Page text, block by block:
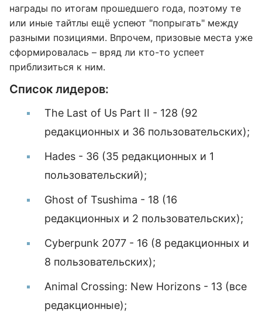
награды по итогам прошедшего года, поэтому те
или иные тайтлы ещё успеют "попрыгать" между
разными позициями. Впрочем, призовые места уже
сформировалась – вряд ли кто-то успеет
приблизиться к ним.
Список лидеров:
The Last of Us Part II - 128 (92
редакционных и 36 пользовательских);
Hades - 36 (35 редакционных и 1
пользовательский);
Ghost of Tsushima - 18 (16
редакционных и 2 пользовательских);
Cyberpunk 2077 - 16 (8 редакционных и
8 пользовательских);
Animal Crossing: New Horizons - 13 (все
редакционные);